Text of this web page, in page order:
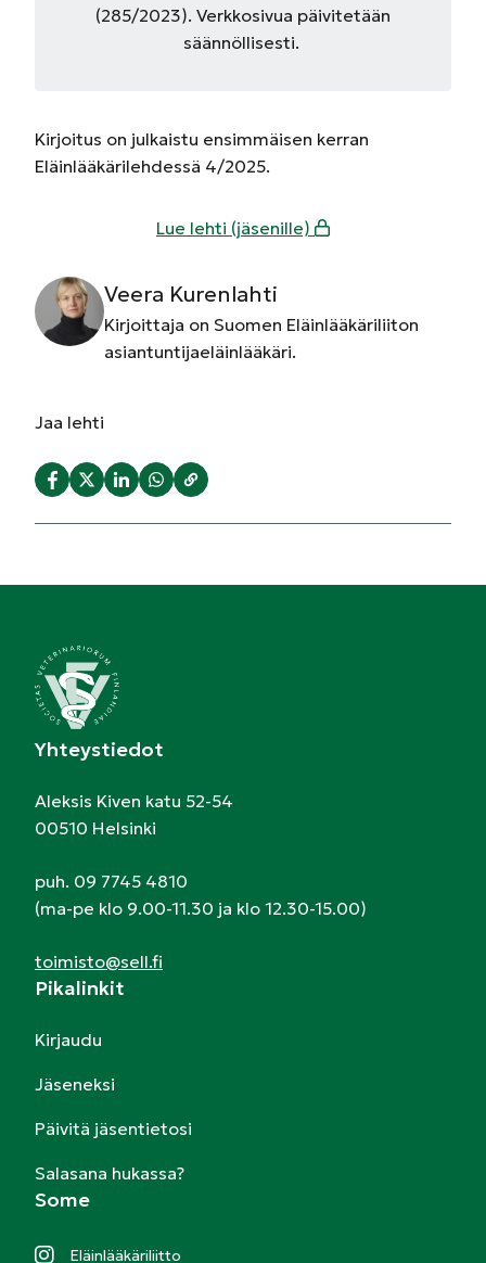
(285/2023). Verkkosivua päivitetään
säännöllisesti.
Kirjoitus on julkaistu ensimmäisen kerran
Eläinlääkärilehdessä 4/2025.
Lue lehti (jäsenille)
Veera Kurenlahti
Kirjoittaja on Suomen Eläinlääkäriliiton
asiantuntijaeläinlääkäri.
Jaa lehti
Yhteystiedot
Aleksis Kiven katu 52-54
00510 Helsinki
puh. 09 7745 4810
(ma-pe klo 9.00-11.30 ja klo 12.30-15.00)
toimisto@sell.fi
Pikalinkit
Kirjaudu
Jäseneksi
Päivitä jäsentietosi
Salasana hukassa?
Some
Eläinlääkäriliitto